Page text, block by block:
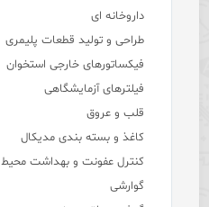
داروخانه ای
طراحی و تولید قطعات پلیمری
فیکساتورهای خارجی استخوان
فیلترهای آزمایشگاهی
قلب و عروق
کاغذ و بسته بندی مدیکال
کنترل عفونت و بهداشت محیط
گوارشی